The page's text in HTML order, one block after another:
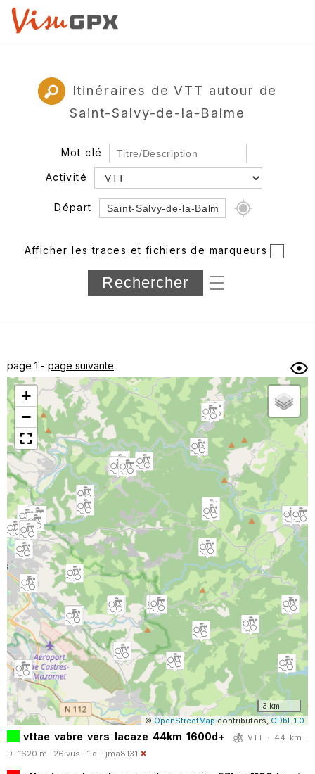
Itinéraires de VTT autour de
Saint-Salvy-de-la-Balme
Mot clé
Activité
Départ
Département
Longueur min/max
sous-dossiers
Trier par
Horodatage Photos
Afficher les traces et fichiers de marqueurs
page 1 - page suivante
+
−
3 km
© OpenStreetMap contributors, ODbL 1.0
vttae vabre vers lacaze 44km 1600d+
VTT · 44 km ·
D+1620 m · 26 vus · 1 dl · jma8131